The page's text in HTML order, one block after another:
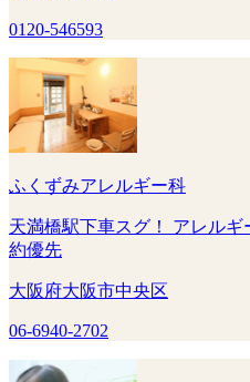
0120-546593
ふくずみアレルギー科
天満橋駅下車スグ！ アレル
約優先
大阪府大阪市中央区
06-6940-2702